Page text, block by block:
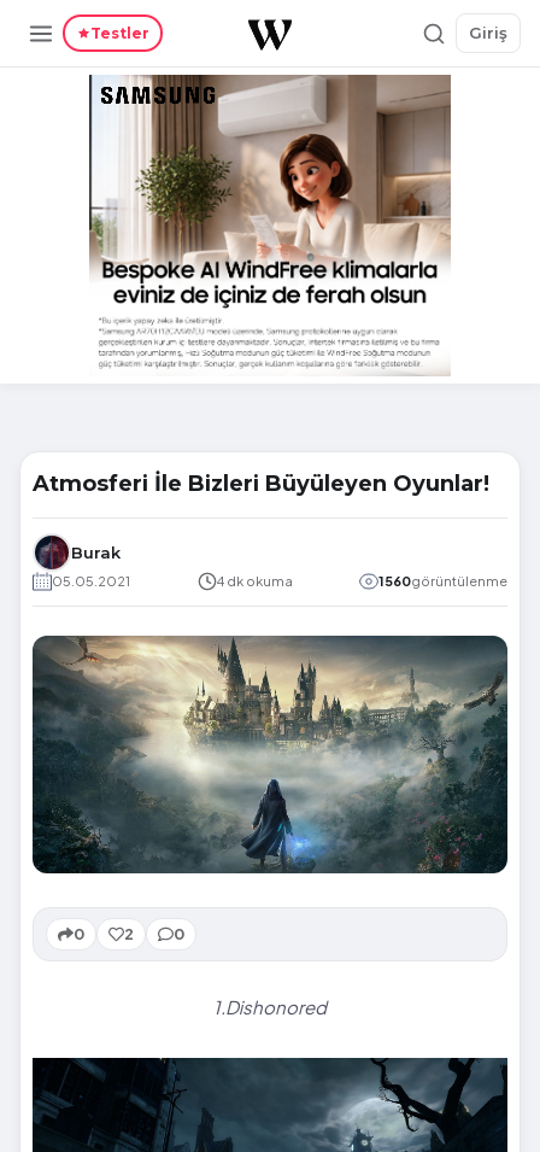
Testler Giriş
Atmosferi İle Bizleri Büyüleyen Oyunlar!
Burak
05.05.2021 4 dk okuma 1560görüntülenme
0 2 0
1.Dishonored